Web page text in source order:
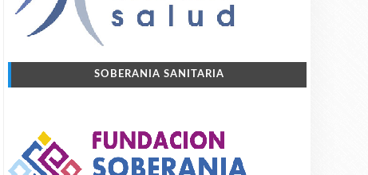
SOBERANIA SANITARIA